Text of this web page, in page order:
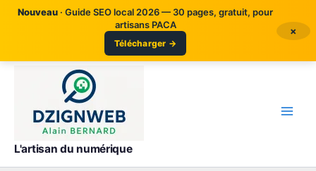
Nouveau · Guide SEO local 2026 — 30 pages, gratuit, pour
artisans PACA
Télécharger →
×
Aller
L'artisan du numérique